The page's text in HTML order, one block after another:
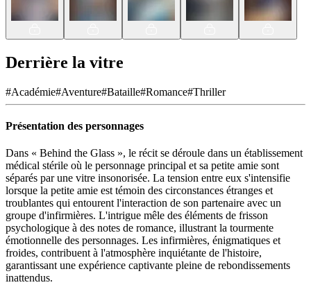
Derrière la vitre
#Académie#Aventure#Bataille#Romance#Thriller
Présentation des personnages
Dans « Behind the Glass », le récit se déroule dans un établissement
médical stérile où le personnage principal et sa petite amie sont
séparés par une vitre insonorisée. La tension entre eux s'intensifie
lorsque la petite amie est témoin des circonstances étranges et
troublantes qui entourent l'interaction de son partenaire avec un
groupe d'infirmières. L'intrigue mêle des éléments de frisson
psychologique à des notes de romance, illustrant la tourmente
émotionnelle des personnages. Les infirmières, énigmatiques et
froides, contribuent à l'atmosphère inquiétante de l'histoire,
garantissant une expérience captivante pleine de rebondissements
inattendus.